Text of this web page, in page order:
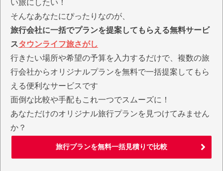
い旅にしたい！
そんなあなたにぴったりなのが、
旅行会社に一括でプランを提案してもらえる無料サービ
スタウンライフ旅さがし
行きたい場所や希望の予算を入力するだけで、複数の旅
行会社からオリジナルプランを無料で一括提案してもら
える便利なサービスです
面倒な比較や手配もこれ一つでスムーズに！
あなただけのオリジナル旅行プランを見つけてみません
か？
旅行プランを無料一括見積りで比較